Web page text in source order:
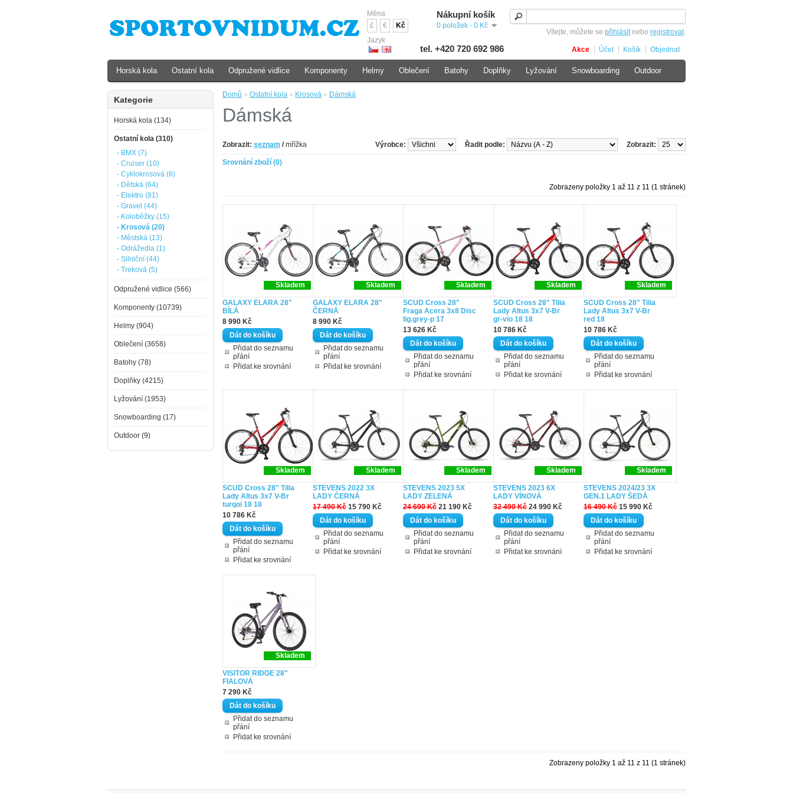
Jazyk
Měna
£
€ Kč
Nákupní košík
0 položek - 0 Kč
Vítejte, můžete se přihlásitnebo registrovat.
tel. +420 720 692 986 Akce Účet Košík Objednat
Domů » Ostatní kola » Krosová » Dámská
Dámská
Zobrazit: seznam /mřížka Zobrazit:
Řadit podle:
Výrobce:
Srovnání zboží (0)
Zobrazeny položky 1 až 11 z 11 (1 stránek)
Skladem
GALAXY ELARA 28"
BÍLÁ
8 990 Kč
Přidat do seznamu
přání
Přidat ke srovnání
Skladem
GALAXY ELARA 28"
ČERNÁ
8 990 Kč
Přidat do seznamu
přání
Přidat ke srovnání
Skladem
SCUD Cross 28"
Fraga Acera 3x8 Disc
lig.grey-p 17
13 626 Kč
Přidat do seznamu
přání
Přidat ke srovnání
Skladem
SCUD Cross 28" Tilia
Lady Altus 3x7 V-Br
gr-vio 18 18
10 786 Kč
Přidat do seznamu
přání
Přidat ke srovnání
Skladem
SCUD Cross 28" Tilia
Lady Altus 3x7 V-Br
red 18
10 786 Kč
Přidat do seznamu
přání
Přidat ke srovnání
Skladem
SCUD Cross 28" Tilia
Lady Altus 3x7 V-Br
turqoi 18 18
10 786 Kč
Přidat do seznamu
přání
Přidat ke srovnání
Skladem
STEVENS 2022 3X
LADY ČERNÁ
17 490 Kč 15 790 Kč
Přidat do seznamu
přání
Přidat ke srovnání
Skladem
STEVENS 2023 5X
LADY ZELENÁ
24 690 Kč 21 190 Kč
Přidat do seznamu
přání
Přidat ke srovnání
Skladem
STEVENS 2023 6X
LADY VÍNOVÁ
32 490 Kč 24 990 Kč
Přidat do seznamu
přání
Přidat ke srovnání
Skladem
STEVENS 2024/23 3X
GEN.1 LADY ŠEDÁ
16 490 Kč 15 990 Kč
Přidat do seznamu
přání
Přidat ke srovnání
Skladem
VISITOR RIDGE 28"
FIALOVÁ
7 290 Kč
Přidat do seznamu
přání
Přidat ke srovnání
Zobrazeny položky 1 až 11 z 11 (1 stránek)
Kategorie
Horská kola (134)
Ostatní kola (310)
- BMX (7)
- Cruiser (10)
- Cyklokrosová (6)
- Dětská (64)
- Elektro (81)
- Gravel (44)
- Koloběžky (15)
- Krosová (20)
- Městská (13)
- Odrážedla (1)
- Silniční (44)
- Treková (5)
Odpružené vidlice (566)
Komponenty (10739)
Helmy (904)
Oblečení (3658)
Batohy (78)
Doplňky (4215)
Lyžování (1953)
Snowboarding (17)
Outdoor (9)
Horská kola Ostatní kola Odpružené vidlice Komponenty Helmy Oblečení Batohy Doplňky Lyžování Snowboarding Outdoor